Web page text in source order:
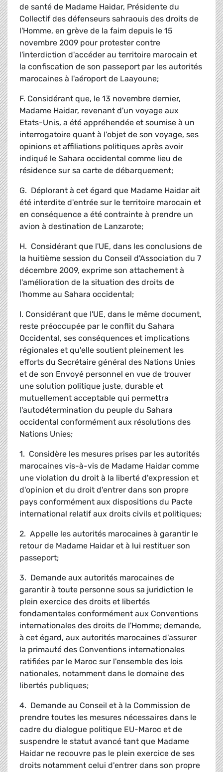
de santé de Madame Haidar, Présidente du
Collectif des défenseurs sahraouis des droits de
l'Homme, en grève de la faim depuis le 15
novembre 2009 pour protester contre
l'interdiction d'accéder au territoire marocain et
la confiscation de son passeport par les autorités
marocaines à l'aéroport de Laayoune;
F. Considérant que, le 13 novembre dernier,
Madame Haidar, revenant d'un voyage aux
Etats-Unis, a été appréhendée et soumise à un
interrogatoire quant à l'objet de son voyage, ses
opinions et affiliations politiques après avoir
indiqué le Sahara occidental comme lieu de
résidence sur sa carte de débarquement;
G. Déplorant à cet égard que Madame Haidar ait
été interdite d'entrée sur le territoire marocain et
en conséquence a été contrainte à prendre un
avion à destination de Lanzarote;
H. Considérant que l'UE, dans les conclusions de
la huitième session du Conseil d'Association du 7
décembre 2009, exprime son attachement à
l'amélioration de la situation des droits de
l'homme au Sahara occidental;
I. Considérant que l'UE, dans le même document,
reste préoccupée par le conflit du Sahara
Occidental, ses conséquences et implications
régionales et qu'elle soutient pleinement les
efforts du Secrétaire général des Nations Unies
et de son Envoyé personnel en vue de trouver
une solution politique juste, durable et
mutuellement acceptable qui permettra
l'autodétermination du peuple du Sahara
occidental conformément aux résolutions des
Nations Unies;
1. Considère les mesures prises par les autorités
marocaines vis-à-vis de Madame Haidar comme
une violation du droit à la liberté d'expression et
d'opinion et du droit d'entrer dans son propre
pays conformément aux dispositions du Pacte
international relatif aux droits civils et politiques;
2. Appelle les autorités marocaines à garantir le
retour de Madame Haidar et à lui restituer son
passeport;
3. Demande aux autorités marocaines de
garantir à toute personne sous sa juridiction le
plein exercice des droits et libertés
fondamentales conformément aux Conventions
internationales des droits de l'Homme; demande,
à cet égard, aux autorités marocaines d'assurer
la primauté des Conventions internationales
ratifiées par le Maroc sur l'ensemble des lois
nationales, notamment dans le domaine des
libertés publiques;
4. Demande au Conseil et à la Commission de
prendre toutes les mesures nécessaires dans le
cadre du dialogue politique EU-Maroc et de
suspendre le statut avancé tant que Madame
Haidar ne recouvre pas le plein exercice de ses
droits notamment celui d'entrer dans son propre